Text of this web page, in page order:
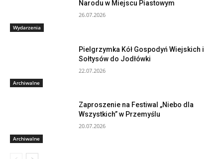
Wydarzenia
Narodu w Miejscu Piastowym
26.07.2026
Archiwalne
Pielgrzymka Kół Gospodyń Wiejskich i
Sołtysów do Jodłówki
22.07.2026
Archiwalne
Zaproszenie na Festiwal „Niebo dla
Wszystkich” w Przemyślu
20.07.2026